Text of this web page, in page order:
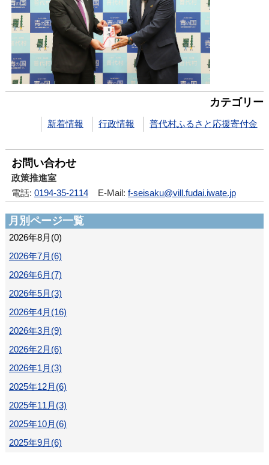
カテゴリー
新着情報 行政情報 普代村ふるさと応援寄付金
お問い合わせ
政策推進室
電話: 0194-35-2114 E-Mail: f-seisaku@vill.fudai.iwate.jp
月別ページ一覧
2026年8月(0)
2026年7月(6)
2026年6月(7)
2026年5月(3)
2026年4月(16)
2026年3月(9)
2026年2月(6)
2026年1月(3)
2025年12月(6)
2025年11月(3)
2025年10月(6)
2025年9月(6)